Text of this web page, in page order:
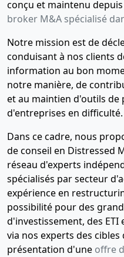
conçu et maintenu
broker M&A spécialisé
Notre mission est de
conduisant à nos clients
information au bon
notre manière, de
et au maintien d'outils
d'entreprises en difficulté.
Dans ce cadre, nous
de conseil en Distressed
réseau d'experts
spécialisés par secteur
expérience en
possibilité pour des
d'investissement, des ETI
via nos experts des
présentation d'une offre